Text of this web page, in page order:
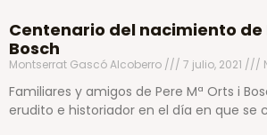
Centenario del nacimiento de
Bosch
Montserrat Gascó Alcoberro 7 julio, 2021
Familiares y amigos de Pere Mª Orts i
erudito e historiador en el día en que se